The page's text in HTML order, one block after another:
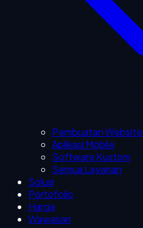
Pembuatan Website
Aplikasi Mobile
Software Kustom
Semua Layanan
Solusi
Portofolio
Harga
Wawasan